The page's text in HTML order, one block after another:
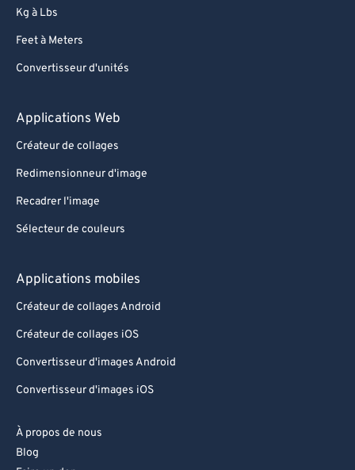
Kg à Lbs
Feet à Meters
Convertisseur d'unités
Applications Web
Créateur de collages
Redimensionneur d'image
Recadrer l'image
Sélecteur de couleurs
Applications mobiles
Créateur de collages Android
Créateur de collages iOS
Convertisseur d'images Android
Convertisseur d'images iOS
À propos de nous
Blog